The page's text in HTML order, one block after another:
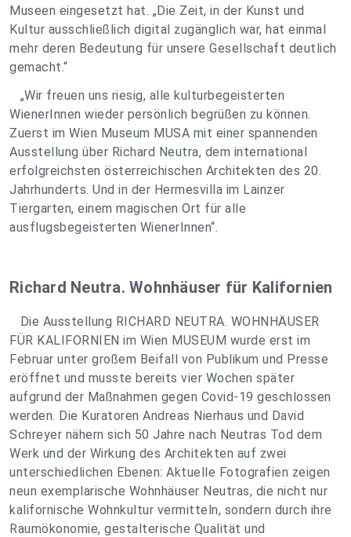
Museen eingesetzt hat. „Die Zeit, in der Kunst und
Kultur ausschließlich digital zugänglich war, hat einmal
mehr deren Bedeutung für unsere Gesellschaft deutlich
gemacht.“
„Wir freuen uns riesig, alle kulturbegeisterten
WienerInnen wieder persönlich begrüßen zu können.
Zuerst im Wien Museum MUSA mit einer spannenden
Ausstellung über Richard Neutra, dem international
erfolgreichsten österreichischen Architekten des 20.
Jahrhunderts. Und in der Hermesvilla im Lainzer
Tiergarten, einem magischen Ort für alle
ausflugsbegeisterten WienerInnen“.
Richard Neutra. Wohnhäuser für Kalifornien
Die Ausstellung RICHARD NEUTRA. WOHNHÄUSER
FÜR KALIFORNIEN im Wien MUSEUM wurde erst im
Februar unter großem Beifall von Publikum und Presse
eröffnet und musste bereits vier Wochen später
aufgrund der Maßnahmen gegen Covid-19 geschlossen
werden. Die Kuratoren Andreas Nierhaus und David
Schreyer nähern sich 50 Jahre nach Neutras Tod dem
Werk und der Wirkung des Architekten auf zwei
unterschiedlichen Ebenen: Aktuelle Fotografien zeigen
neun exemplarische Wohnhäuser Neutras, die nicht nur
kalifornische Wohnkultur vermitteln, sondern durch ihre
Raumökonomie, gestalterische Qualität und